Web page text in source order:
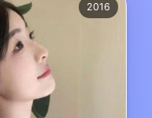
2016